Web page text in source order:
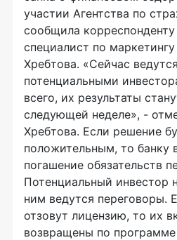
участии Агентства по
сообщила корреспонденту
специалист по
Хребтова. «Сейчас
потенциальными
всего, их результаты
следующей неделе», -
Хребтова. Если решение
положительным, то банку
погашение обязательств
Потенциальный инвестор
ним ведутся переговоры.
отзовут лицензию, то их
возвращены по программе